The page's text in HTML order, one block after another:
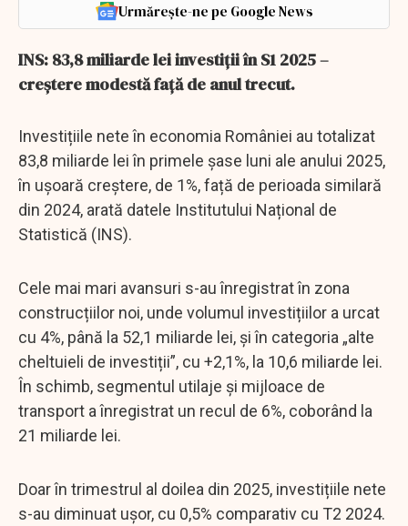
Urmărește-ne pe Google News
INS: 83,8 miliarde lei investiții în S1 2025 –
creștere modestă față de anul trecut.
Investițiile nete în economia României au totalizat
83,8 miliarde lei în primele șase luni ale anului 2025,
în ușoară creștere, de 1%, față de perioada similară
din 2024, arată datele Institutului Național de
Statistică (INS).
Cele mai mari avansuri s-au înregistrat în zona
construcțiilor noi, unde volumul investițiilor a urcat
cu 4%, până la 52,1 miliarde lei, și în categoria „alte
cheltuieli de investiții”, cu +2,1%, la 10,6 miliarde lei.
În schimb, segmentul utilaje și mijloace de
transport a înregistrat un recul de 6%, coborând la
21 miliarde lei.
Doar în trimestrul al doilea din 2025, investițiile nete
s-au diminuat ușor, cu 0,5% comparativ cu T2 2024.